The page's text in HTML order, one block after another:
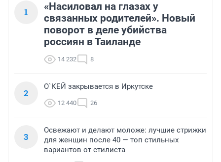
1
«Насиловал на глазах у
связанных родителей». Новый
поворот в деле убийства
россиян в Таиланде
14 232 8
2
О`КЕЙ закрывается в Иркутске
12 440 26
3
Освежают и делают моложе: лучшие стрижки
для женщин после 40 — топ стильных
вариантов от стилиста